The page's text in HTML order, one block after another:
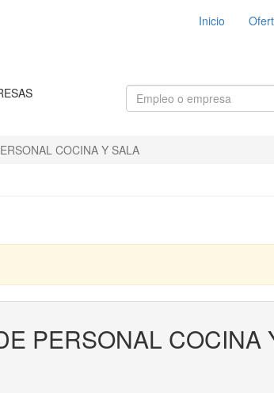
Inicio
COCINA Y SALA
PERSONAL COCINA